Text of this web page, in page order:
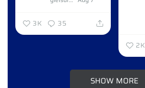
3K 35
2K
SHOW MORE